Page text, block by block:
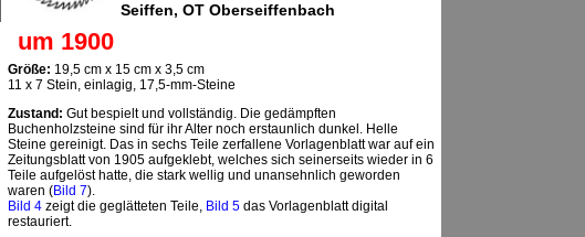
Seiffen, OT Oberseiffenbach
um 1900
Größe: 19,5 cm x 15 cm x 3,5 cm
11 x 7 Stein, einlagig, 17,5-mm-Steine
Zustand: Gut bespielt und vollständig. Die gedämpften
Buchenholzsteine sind für ihr Alter noch erstaunlich dunkel. Helle
Steine gereinigt. Das in sechs Teile zerfallene Vorlagenblatt war auf ein
Zeitungsblatt von 1905 aufgeklebt, welches sich seinerseits wieder in 6
Teile aufgelöst hatte, die stark wellig und unansehnlich geworden
waren (Bild 7).
Bild 4 zeigt die geglätteten Teile, Bild 5 das Vorlagenblatt digital
restauriert.